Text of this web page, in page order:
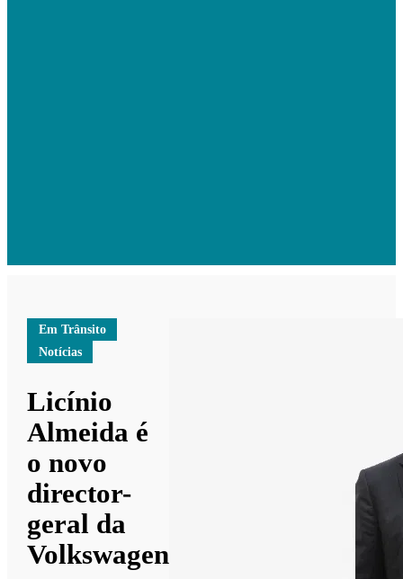
Em Trânsito
Notícias
Licínio
Almeida é
o novo
director-
geral da
Volkswagen